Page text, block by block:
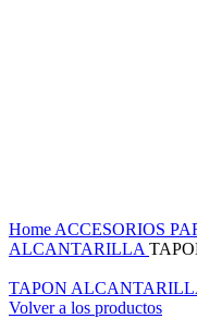
Home ACCESORIOS
ALCANTARILLA
TAPON
Volver a los productos